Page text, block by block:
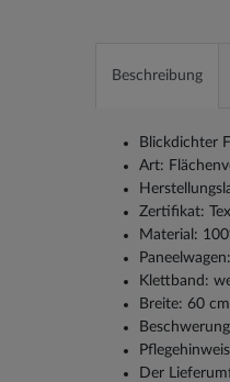
Beschreibung
Blickdichter
Art:
Zertifikat:
Material:
Klettband:
Breite: 60
Der